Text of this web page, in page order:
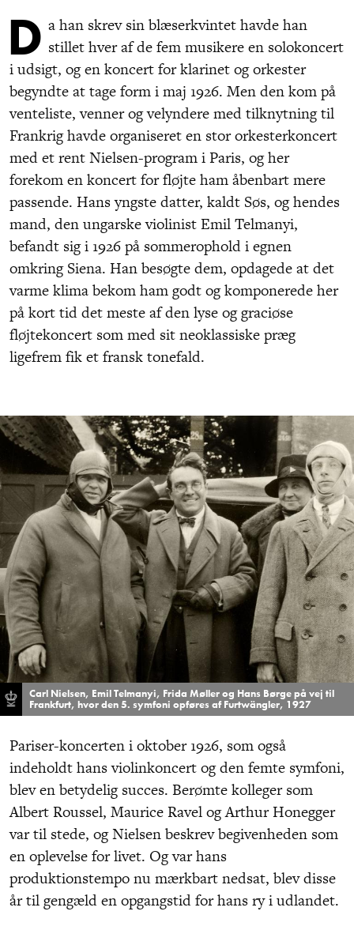
D a han skrev sin blæserkvintet havde han
stillet hver af de fem musikere en solokoncert
i udsigt, og en koncert for klarinet og orkester
begyndte at tage form i maj 1926. Men den kom på
venteliste, venner og velyndere med tilknytning til
Frankrig havde organiseret en stor orkesterkoncert
med et rent Nielsen-program i Paris, og her
forekom en koncert for fløjte ham åbenbart mere
passende. Hans yngste datter, kaldt Søs, og hendes
mand, den ungarske violinist Emil Telmanyi,
befandt sig i 1926 på sommerophold i egnen
omkring Siena. Han besøgte dem, opdagede at det
varme klima bekom ham godt og komponerede her
på kort tid det meste af den lyse og graciøse
fløjtekoncert som med sit neoklassiske præg
ligefrem fik et fransk tonefald.
Carl Nielsen, Emil Telmanyi, Frida Møller og Hans Børge på vej til
Frankfurt, hvor den 5. symfoni opføres af Furtwängler, 1927
Pariser-koncerten i oktober 1926, som også
indeholdt hans violinkoncert og den femte symfoni,
blev en betydelig succes. Berømte kolleger som
Albert Roussel, Maurice Ravel og Arthur Honegger
var til stede, og Nielsen beskrev begivenheden som
en oplevelse for livet. Og var hans
produktionstempo nu mærkbart nedsat, blev disse
år til gengæld en opgangstid for hans ry i udlandet.